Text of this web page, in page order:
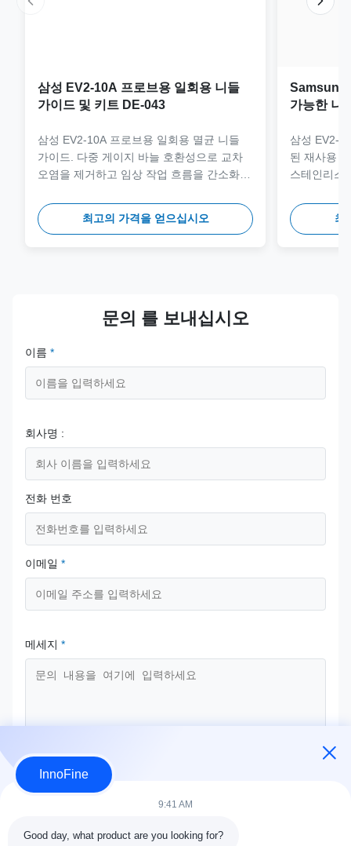
삼성 EV2-10A 프로브용 일회용 니들
가이드 및 키트 DE-043
삼성 EV2-10A 프로브용 일회용 멸균 니들
가이드. 다중 게이지 바늘 호환성으로 교차
오염을 제거하고 임상 작업 흐름을 간소화하
최고의 가격을 얻으십시오
Samsung
가능한 니
삼성 EV2-
된 재사용
스테인리스
클레이브
최
문의 를 보내십시오
이름 *
회사명 :
전화 번호
이메일 *
메세지 *
InnoFine
9:41 AM
Good day, what product are you looking for?